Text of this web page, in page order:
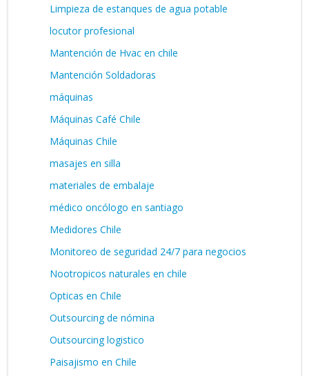
Limpieza de estanques de agua potable
locutor profesional
Mantención de Hvac en chile
Mantención Soldadoras
máquinas
Máquinas Café Chile
Máquinas Chile
masajes en silla
materiales de embalaje
médico oncólogo en santiago
Medidores Chile
Monitoreo de seguridad 24/7 para negocios
Nootropicos naturales en chile
Opticas en Chile
Outsourcing de nómina
Outsourcing logistico
Paisajismo en Chile